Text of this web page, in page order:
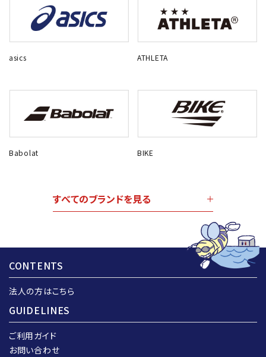
asics ATHLETA
Babolat BIKE
すべてのブランドを見る
CONTENTS
法人の方はこちら
GUIDELINES
ご利用ガイド
お問い合わせ